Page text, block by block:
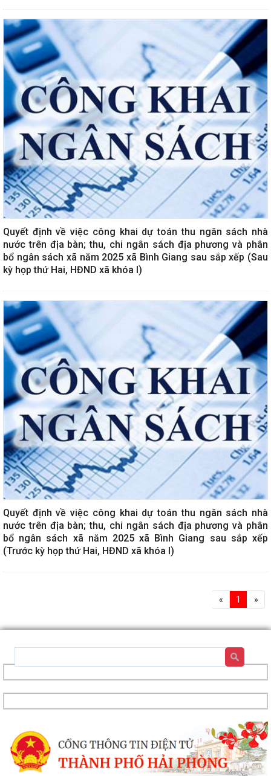
Quyết định về việc công khai dự toán thu ngân sách nhà
nước trên địa bàn; thu, chi ngân sách địa phương và phân
bổ ngân sách xã năm 2025 xã Bình Giang sau sắp xếp (Sau
kỳ họp thứ Hai, HĐND xã khóa I)
Quyết định về việc công khai dự toán thu ngân sách nhà
nước trên địa bàn; thu, chi ngân sách địa phương và phân
bổ ngân sách xã năm 2025 xã Bình Giang sau sắp xếp
(Trước kỳ họp thứ Hai, HĐND xã khóa I)
« 1 »